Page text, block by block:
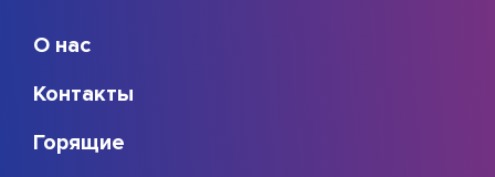
О нас
Контакты
Горящие